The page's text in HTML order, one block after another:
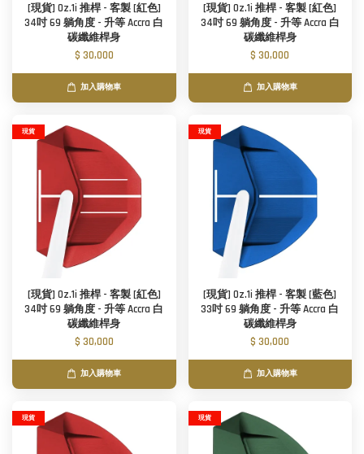
[現貨] Oz.1i 推桿 - 客製 [紅色]
34吋 69 躺角度 - 升等 Accra 白
碳纖維桿身
$ 30,000
加入購物車
[現貨] Oz.1i 推桿 - 客製 [紅色]
34吋 69 躺角度 - 升等 Accra 白
碳纖維桿身
$ 30,000
加入購物車
現貨
[現貨] Oz.1i 推桿 - 客製 [紅色]
34吋 69 躺角度 - 升等 Accra 白
碳纖維桿身
$ 30,000
加入購物車
現貨
[現貨] Oz.1i 推桿 - 客製 [藍色]
33吋 69 躺角度 - 升等 Accra 白
碳纖維桿身
$ 30,000
加入購物車
現貨 現貨